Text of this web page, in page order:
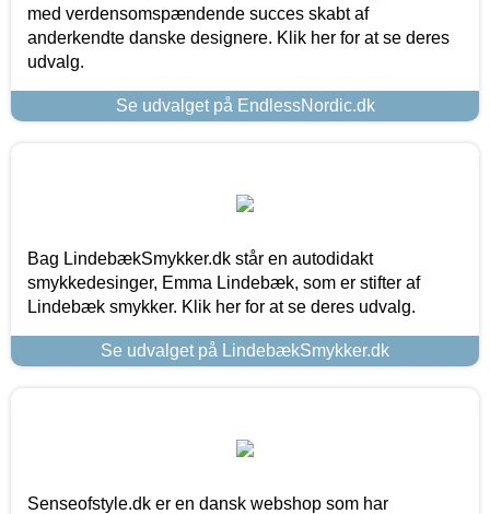
med verdensomspændende succes skabt af
anderkendte danske designere. Klik her for at se deres
udvalg.
Se udvalget på EndlessNordic.dk
Bag LindebækSmykker.dk står en autodidakt
smykkedesinger, Emma Lindebæk, som er stifter af
Lindebæk smykker. Klik her for at se deres udvalg.
Se udvalget på LindebækSmykker.dk
Senseofstyle.dk er en dansk webshop som har